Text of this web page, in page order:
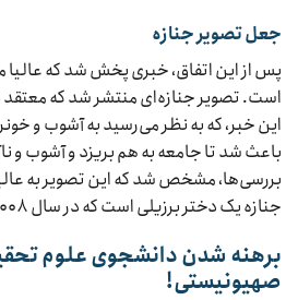
جعل تصویر جنازه
پس از این اتفاق، خبری پخش شد که
است. تصویر جنازه‌ای منتشر شد که معتقد
این خبر، که به نظر می‌رسید به آشوب و
باعث شد تا جامعه به هم بریزد و آشوب و
بررسی‌ها، مشخص شد که این تصویر به
جنازه یک دختر برزیلی است که در سال ۲۰۰۸ فوت کرده بود.
برهنه شدن دانشجوی علوم
صهیونیستی!